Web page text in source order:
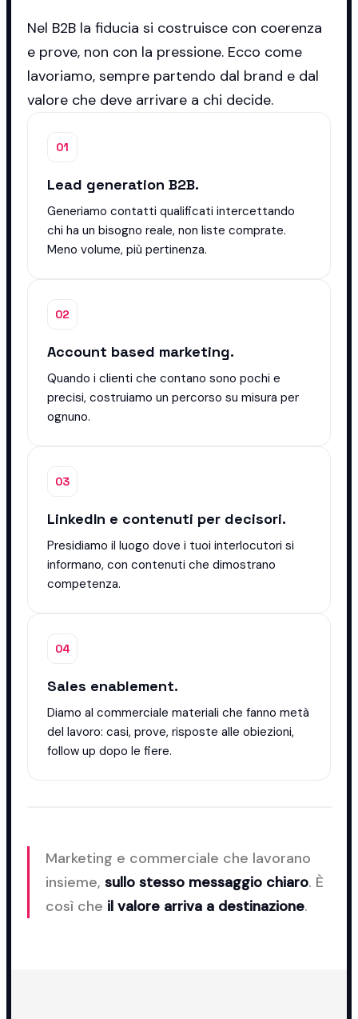
Nel B2B la fiducia si costruisce con coerenza
e prove, non con la pressione. Ecco come
lavoriamo, sempre partendo dal brand e dal
valore che deve arrivare a chi decide.
01
Lead generation B2B.
Generiamo contatti qualificati intercettando
chi ha un bisogno reale, non liste comprate.
Meno volume, più pertinenza.
02
Account based marketing.
Quando i clienti che contano sono pochi e
precisi, costruiamo un percorso su misura per
ognuno.
03
LinkedIn e contenuti per decisori.
Presidiamo il luogo dove i tuoi interlocutori si
informano, con contenuti che dimostrano
competenza.
04
Sales enablement.
Diamo al commerciale materiali che fanno metà
del lavoro: casi, prove, risposte alle obiezioni,
follow up dopo le fiere.
Marketing e commerciale che lavorano
insieme, sullo stesso messaggio chiaro. È
così che il valore arriva a destinazione.